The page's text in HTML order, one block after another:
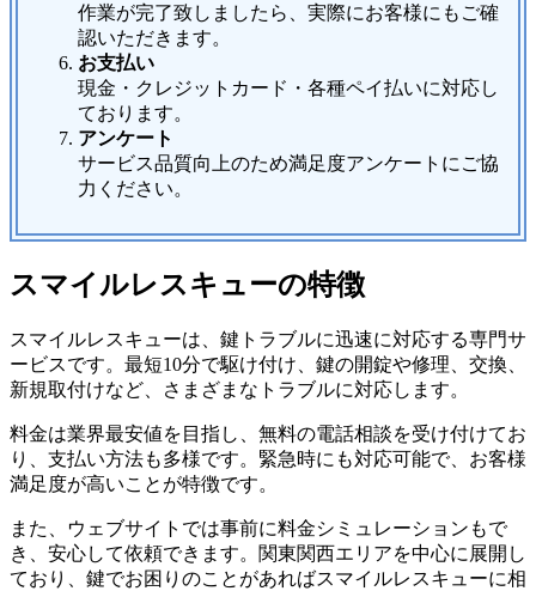
作業が完了致しましたら、実際にお客様にもご確
認いただきます。
お支払い
現金・クレジットカード・各種ペイ払いに対応し
ております。
アンケート
サービス品質向上のため満足度アンケートにご協
力ください。
スマイルレスキューの特徴
スマイルレスキューは、鍵トラブルに迅速に対応する専門サ
ービスです。最短10分で駆け付け、鍵の開錠や修理、交換、
新規取付けなど、さまざまなトラブルに対応します。
料金は業界最安値を目指し、無料の電話相談を受け付けてお
り、支払い方法も多様です。緊急時にも対応可能で、お客様
満足度が高いことが特徴です。
また、ウェブサイトでは事前に料金シミュレーションもで
き、安心して依頼できます。関東関西エリアを中心に展開し
ており、鍵でお困りのことがあればスマイルレスキューに相